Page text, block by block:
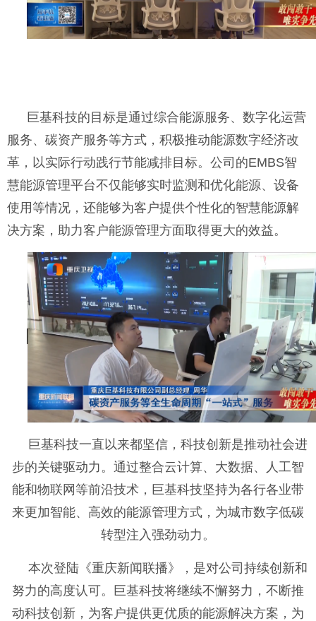
巨基科技的目标是通过综合能源服务、数字化运营
服务、碳资产服务等方式，积极推动能源数字经济改
革，以实际行动践行节能减排目标。公司的EMBS智
慧能源管理平台不仅能够实时监测和优化能源、设备
使用等情况，还能够为客户提供个性化的智慧能源解
决方案，助力客户能源管理方面取得更大的效益。
巨基科技一直以来都坚信，科技创新是推动社会进
步的关键驱动力。通过整合云计算、大数据、人工智
能和物联网等前沿技术，巨基科技坚持为各行各业带
来更加智能、高效的能源管理方式，为城市数字低碳
转型注入强劲动力。
本次登陆《重庆新闻联播》，是对公司持续创新和
努力的高度认可。巨基科技将继续不懈努力，不断推
动科技创新，为客户提供更优质的能源解决方案，为